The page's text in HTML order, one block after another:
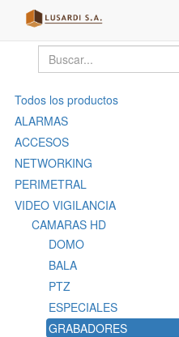
Todos los productos
ALARMAS
ACCESOS
NETWORKING
PERIMETRAL
VIDEO VIGILANCIA
CAMARAS HD
DOMO
BALA
PTZ
ESPECIALES
GRABADORES